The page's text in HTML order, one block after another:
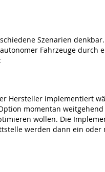
Szenarien
Fahrzeuge durch
Hersteller implementiert
momentan
wollen. Die
werden dann ein